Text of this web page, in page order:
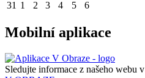
31 1 2 3 4 5 6
Mobilní aplikace
Sledujte informace z našeho webu v